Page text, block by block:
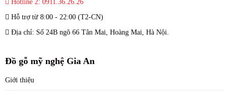
Hotline 2: 0911.36.26.26
Hỗ trợ từ 8:00 - 22:00 (T2-CN)
Địa chỉ: Số 24B ngõ 66 Tân Mai, Hoàng Mai, Hà Nội.
Đồ gỗ mỹ nghệ Gia An
Giới thiệu